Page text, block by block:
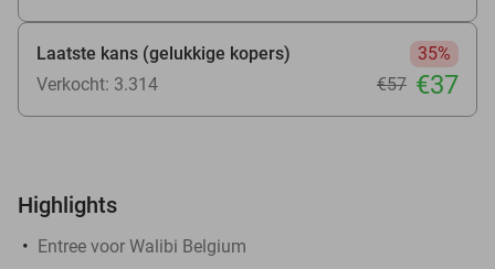
Laatste kans (gelukkige kopers)
35%
Verkocht: 3.314
€57 €37
Highlights
Entree voor Walibi Belgium